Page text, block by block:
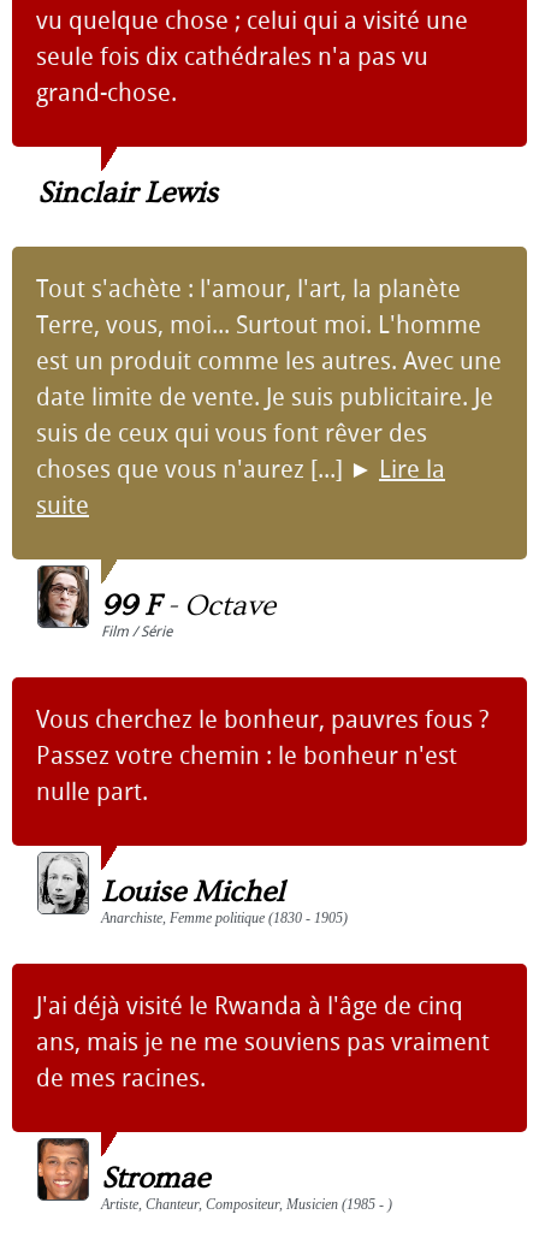
vu quelque chose ; celui qui a visité une
seule fois dix cathédrales n'a pas vu
grand-chose.
Sinclair Lewis
Tout s'achète : l'amour, l'art, la planète
Terre, vous, moi... Surtout moi. L'homme
est un produit comme les autres. Avec une
date limite de vente. Je suis publicitaire. Je
suis de ceux qui vous font rêver des
choses que vous n'aurez [...] ► Lire la
suite
99 F- Octave
Film / Série
Vous cherchez le bonheur, pauvres fous ?
Passez votre chemin : le bonheur n'est
nulle part.
Louise Michel
Anarchiste, Femme politique (1830 - 1905)
J'ai déjà visité le Rwanda à l'âge de cinq
ans, mais je ne me souviens pas vraiment
de mes racines.
Stromae
Artiste, Chanteur, Compositeur, Musicien (1985 - )